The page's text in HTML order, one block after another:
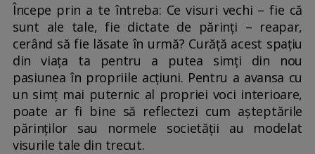
Începe prin a te întreba: Ce visuri vechi – fie că
sunt ale tale, fie dictate de părinți – reapar,
cerând să fie lăsate în urmă? Curăță acest spațiu
din viața ta pentru a putea simți din nou
pasiunea în propriile acțiuni. Pentru a avansa cu
un simț mai puternic al propriei voci interioare,
poate ar fi bine să reflectezi cum așteptările
părinților sau normele societății au modelat
visurile tale din trecut.